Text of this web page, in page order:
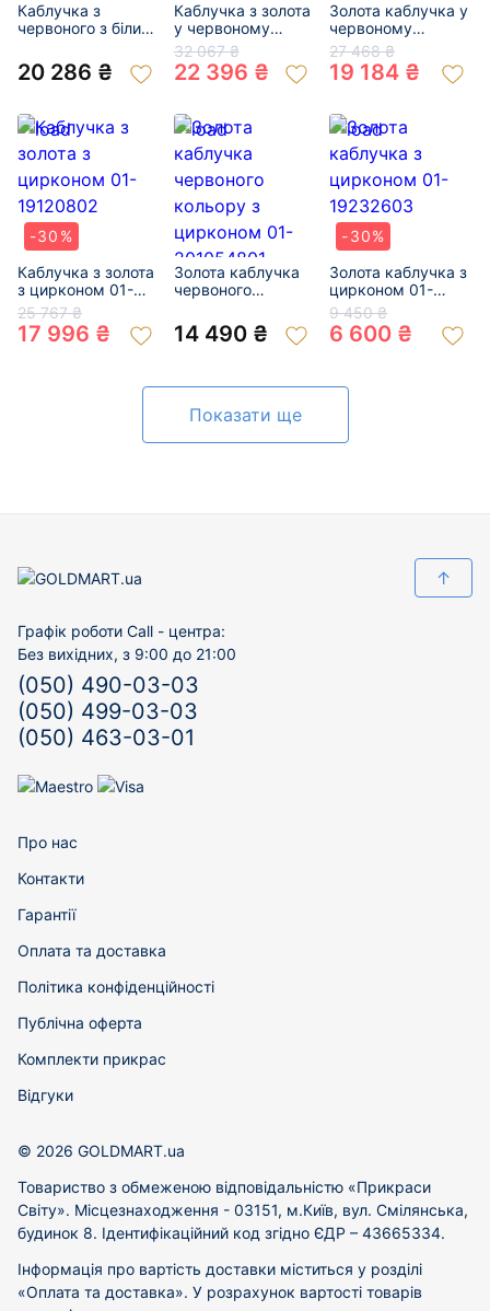
Каблучка з
червоного з білим
01-200934305
20 286 ₴
Каблучка з золота
у червоному
кольорі з
цирконом 01-
200063625
32 067 ₴
22 396 ₴
Золота каблучка у
червоному
кольорі з
цирконом 01-
19324626
27 468 ₴
19 184 ₴
-30%
Каблучка з золота
з цирконом 01-
19120802
25 767 ₴
17 996 ₴
Золота каблучка
червоного
цирконом 01-
201054801
14 490 ₴
-30%
Золота каблучка з
цирконом 01-
19232603
9 450 ₴
6 600 ₴
Показати ще
↑
Графік роботи Call - центра:
Без вихідних, з 9:00 до 21:00
(050) 490-03-03
(050) 499-03-03
(050) 463-03-01
Про нас
Контакти
Гарантії
Оплата та доставка
Політика конфіденційності
Публічна оферта
Комплекти прикрас
Відгуки
© 2026 GOLDMART.ua
Товариство з обмеженою відповідальністю «Прикраси
Світу». Місцезнаходження - 03151, м.Київ, вул. Смілянська,
будинок 8. Ідентифікаційний код згідно ЄДР – 43665334.
Інформація про вартість доставки міститься у розділі
«Оплата та доставка». У розрахунок вартості товарів